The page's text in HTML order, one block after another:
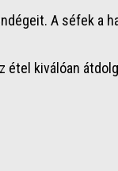
A séfek a
étel kiválóan